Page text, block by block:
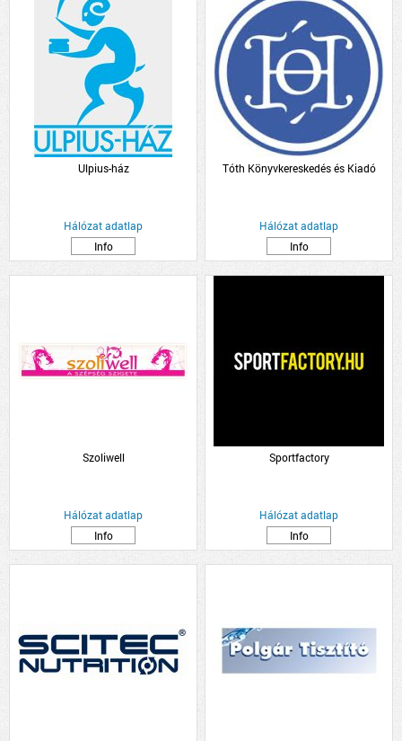
Ulpius-ház
Hálózat adatlap
Info
Tóth Könyvkereskedés és Kiadó
Hálózat adatlap
Info
Szoliwell
Hálózat adatlap
Info
Sportfactory
Hálózat adatlap
Info